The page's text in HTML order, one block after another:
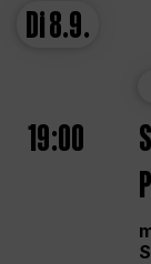
Di8.9.
19:00